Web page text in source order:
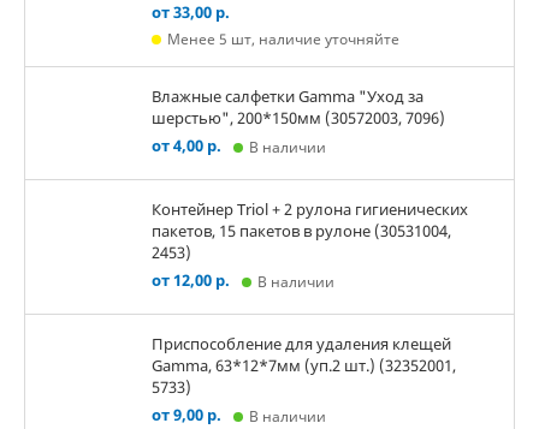
от 33,00 р.
Менее 5 шт, наличие уточняйте
Влажные салфетки Gamma "Уход за
шерстью", 200*150мм (30572003, 7096)
от 4,00 р.
В наличии
Контейнер Triol + 2 рулона гигиенических
пакетов, 15 пакетов в рулоне (30531004,
2453)
от 12,00 р.
В наличии
Приспособление для удаления клещей
Gamma, 63*12*7мм (уп.2 шт.) (32352001,
5733)
от 9,00 р.
В наличии